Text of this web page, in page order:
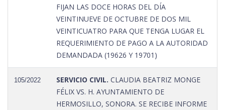
FIJAN LAS DOCE HORAS DEL DÍA
VEINTINUEVE DE OCTUBRE DE DOS MIL
VEINTICUATRO PARA QUE TENGA LUGAR EL
REQUERIMIENTO DE PAGO A LA AUTORIDAD
DEMANDADA (19626 Y 19701)
105/2022 SERVICIO CIVIL. CLAUDIA BEATRIZ MONGE
FÉLIX VS. H. AYUNTAMIENTO DE
HERMOSILLO, SONORA. SE RECIBE INFORME